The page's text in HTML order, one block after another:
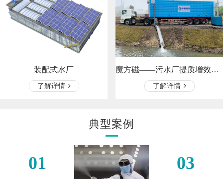
装配式水厂
了解详情
魔方磁——污水厂提质增效、河道处…
了解详情
典型案例
01 03